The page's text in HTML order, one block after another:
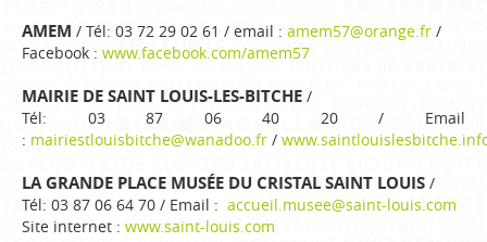
AMEM / Tél: 03 72 29 02 61 / email : amem57@orange.fr /
Facebook : www.facebook.com/amem57
MAIRIE DE SAINT LOUIS-LES-BITCHE /
Tél: 03 87 06 40 20 / Email
: mairiestlouisbitche@wanadoo.fr /
LA GRANDE PLACE MUSÉE DU CRISTAL SAINT LOUIS /
Tél: 03 87 06 64 70 / Email : accueil.musee@saint-louis.com
Site internet : www.saint-louis.com